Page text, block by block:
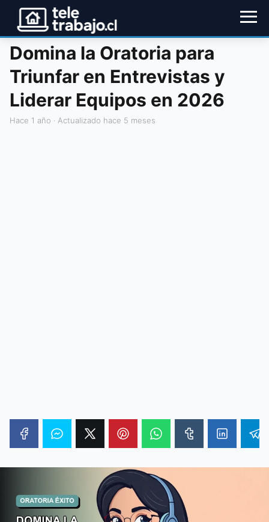
Domina la Oratoria para
Triunfar en Entrevistas y
Liderar Equipos en 2026
hace 1 año · Actualizado hace 5 meses